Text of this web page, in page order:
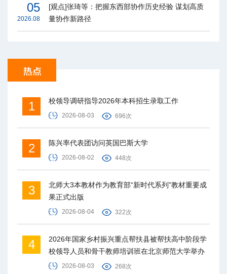
05
2026.08
[观点]张琦等：把握东西部协作历史经验 谋划高质
量协作新路径
1 校领导调研指导2026年本科招生录取工作
2026-08-03 696次
2 陈兴率代表团访问英国巴斯大学
2026-08-02 448次
3
北师大3本教材作为教育部“新时代系列”教材重要成
果正式出版
2026-08-04 322次
4
2026年国家乡村振兴重点帮扶县被帮扶高中阶段学
校领导人员和骨干教师培训班在北京师范大学举办
2026-08-03 268次